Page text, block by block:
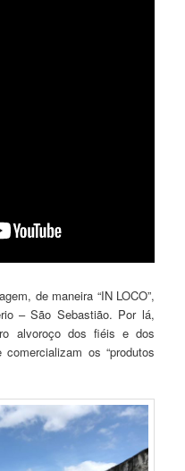
de maneira “IN LOCO”,
– São Sebastião. Por lá,
alvoroço dos fiéis e dos
os “produtos